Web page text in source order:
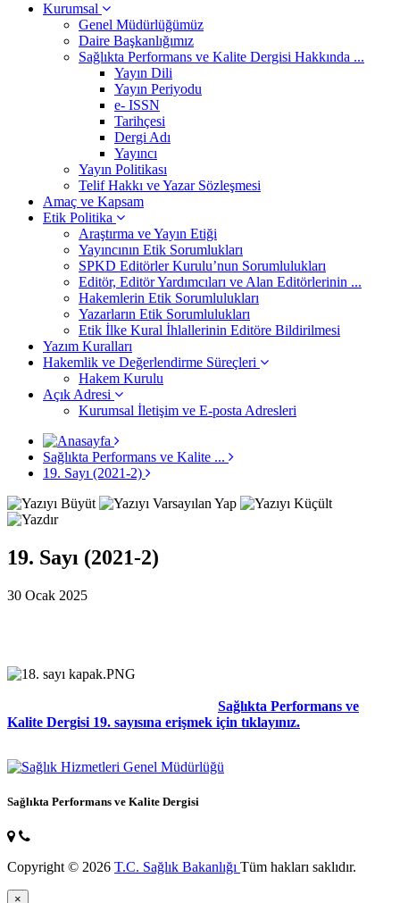
Kurumsal
Genel Müdürlüğümüz
Daire Başkanlığımız
Sağlıkta Performans ve Kalite Dergisi Hakkında ...
Yayın Dili
Yayın Periyodu
e- ISSN
Tarihçesi
Dergi Adı
Yayıncı
Yayın Politikası
Telif Hakkı ve Yazar Sözleşmesi
Amaç ve Kapsam
Etik Politika
Araştırma ve Yayın Etiği
Yayıncının Etik Sorumlukları
SPKD Editörler Kurulu’nun Sorumlulukları
Editör, Editör Yardımcıları ve Alan Editörlerinin ...
Hakemlerin Etik Sorumlulukları
Yazarların Etik Sorumlulukları
Etik İlke Kural İhlallerinin Editöre Bildirilmesi
Yazım Kuralları
Hakemlik ve Değerlendirme Süreçleri
Hakem Kurulu
Açık Adresi
Kurumsal İletişim ve E-posta Adresleri
Sağlıkta Performans ve Kalite ...
19. Sayı (2021-2)
19. Sayı (2021-2)
30 Ocak 2025
Sağlıkta Performans ve
Kalite Dergisi 19. sayısına erişmek için tıklayınız.
Sağlıkta Performans ve Kalite Dergisi
Copyright © 2026 T.C. Sağlık Bakanlığı Tüm hakları saklıdır.
×